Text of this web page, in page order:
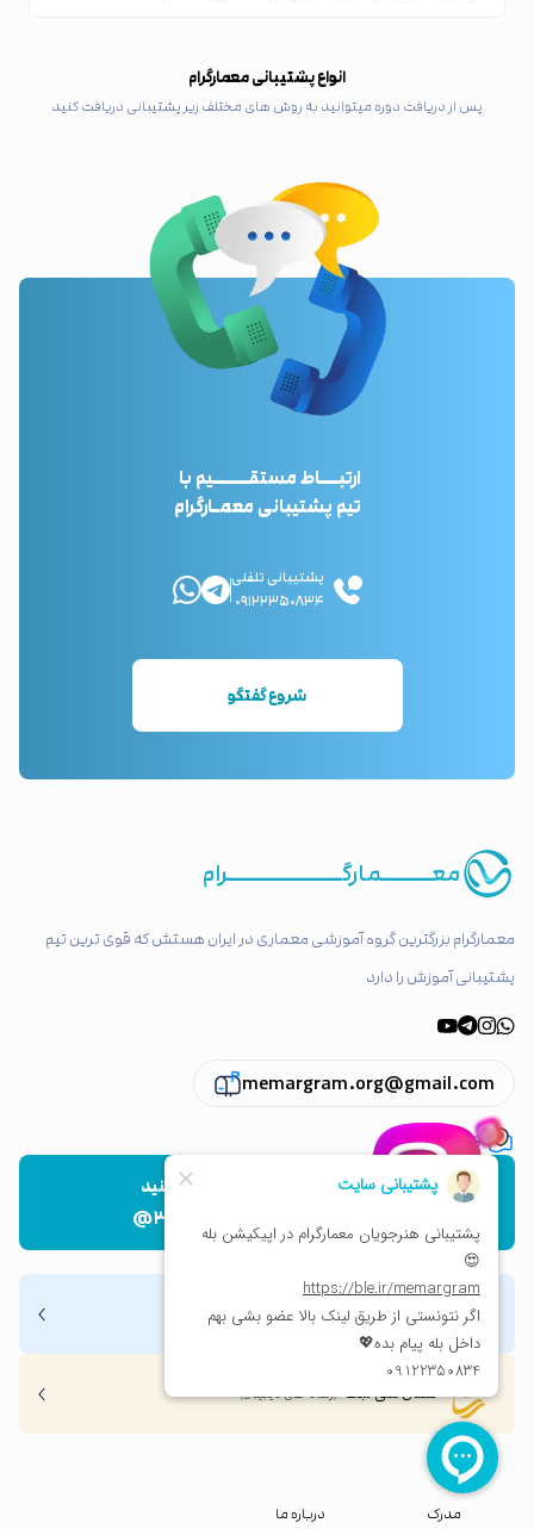
انواع پشتیبانی معمارگرام
پس از دریافت دوره میتوانید به روش های مختلف زیر پشتیبانی دریافت کنید
ارتبـــاط مستقــــــیم با
تیم پشتیبانی معمـارگرام
پشتیبانی تلفنی
۰۹۱۲۲۳۵۰۸۳۴
شروع گفتگو
معـــــــمارگــــــــــــــــرام
معمارگرام بزرگترین گروه آموزشی معماری در ایران هستش که قوی ترین تیم
پشتیبانی آموزش را دارد
memargram.org@gmail.com
تهران ، پاسداران
پیج اینستاگرام ما رو دنبال کنید
@۳d.artist.mashayekhi
نماد اعتماد الکترونیکی
نشان ملی ثبت (رسانه های دیجیتال)
مدرک درباره ما